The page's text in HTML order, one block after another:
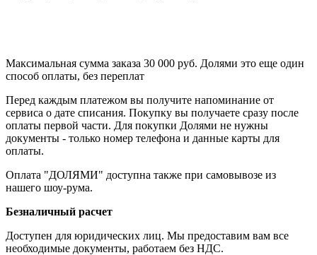
Максимальная сумма заказа 30 000 руб. Долями это еще один
способ оплаты, без переплат
Перед каждым платежом вы получите напоминание от
сервиса о дате списания. Покупку вы получаете сразу после
оплаты первой части. Для покупки Долями не нужны
документы - только номер телефона и данные карты для
оплаты.
Оплата "ДОЛЯМИ" доступна также при самовывозе из
нашего шоу-рума.
Безналичный расчет
Доступен для юридических лиц. Мы предоставим вам все
необходимые документы, работаем без НДС.